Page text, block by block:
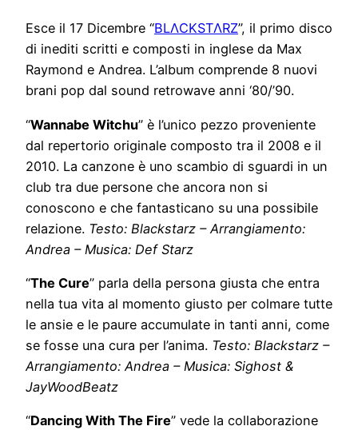
Esce il 17 Dicembre “BLΛCKSTΛRZ”, il primo disco
di inediti scritti e composti in inglese da Max
Raymond e Andrea. L’album comprende 8 nuovi
brani pop dal sound retrowave anni ‘80/’90.
“Wannabe Witchu” è l’unico pezzo proveniente
dal repertorio originale composto tra il 2008 e il
2010. La canzone è uno scambio di sguardi in un
club tra due persone che ancora non si
conoscono e che fantasticano su una possibile
relazione. Testo: Blackstarz – Arrangiamento:
Andrea – Musica: Def Starz
“The Cure” parla della persona giusta che entra
nella tua vita al momento giusto per colmare tutte
le ansie e le paure accumulate in tanti anni, come
se fosse una cura per l’anima. Testo: Blackstarz –
Arrangiamento: Andrea – Musica: Sighost &
JayWoodBeatz
“Dancing With The Fire” vede la collaborazione